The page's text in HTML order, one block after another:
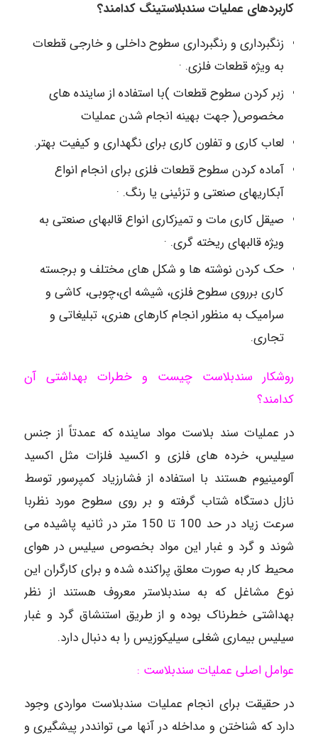
کاربردهای عملیات سندبلاستینگ کدامند؟
زنگبرداری و رنگبرداری سطوح داخلی و خارجی قطعات
به ویژه قطعات فلزی. ·
زبر کردن سطوح قطعات )با استفاده از ساینده های
مخصوص( جهت بهینه انجام شدن عملیات
لعاب کاری و تفلون کاری برای نگهداری و کیفیت بهتر.
آماده کردن سطوح قطعات فلزی برای انجام انواع
آبکاریهای صنعتی و تزئینی یا رنگ. ·
صیقل کاری مات و تمیزکاری انواع قالبهای صنعتی به
ویژه قالبهای ریخته گری. ·
حک کردن نوشته ها و شکل های مختلف و برجسته
کاری برروی سطوح فلزی، شیشه ای،چوبی، کاشی و
سرامیک به منظور انجام کارهای هنری، تبلیغاتی و
تجاری.
روشکار سندبلاست چیست و خطرات بهداشتی آن
کدامند؟
در عملیات سند بلاست مواد ساینده که عمدتاً از جنس
سیلیس، خرده های فلزی و اکسید فلزات مثل اکسید
آلومینیوم هستند با استفاده از فشارزیاد کمپرسور توسط
نازل دستگاه شتاب گرفته و بر روی سطوح مورد نظربا
سرعت زیاد در حد 100 تا 150 متر در ثانیه پاشیده می
شوند و گرد و غبار این مواد بخصوص سیلیس در هوای
محیط کار به صورت معلق پراکنده شده و برای کارگران این
نوع مشاغل که به سندبلاستر معروف هستند از نظر
بهداشتی خطرناک بوده و از طریق استنشاق گرد و غبار
سیلیس بیماری شغلی سیلیکوزیس را به دنبال دارد.
عوامل اصلی عملیات سندبلاست :
در حقیقت برای انجام عملیات سندبلاست مواردی وجود
دارد که شناختن و مداخله در آنها می توانددر پیشگیری و